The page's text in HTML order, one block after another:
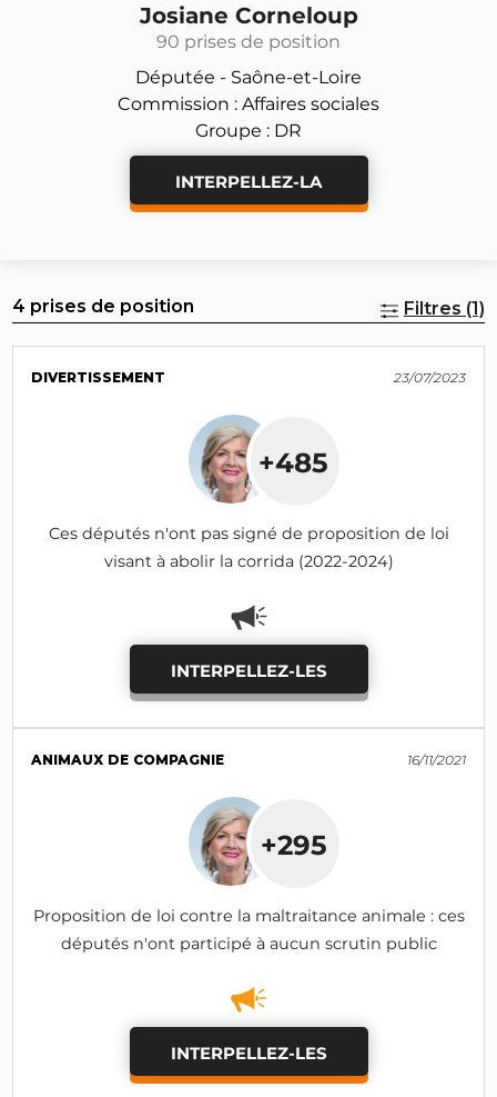
Josiane Corneloup
90 prises de position
Députée - Saône-et-Loire
Commission : Affaires sociales
Groupe : DR
INTERPELLEZ-LA
4 prises de position Filtres (1)
DIVERTISSEMENT 23/07/2023
+485
Ces députés n'ont pas signé de proposition de loi
visant à abolir la corrida (2022-2024)
INTERPELLEZ-LES
ANIMAUX DE COMPAGNIE 16/11/2021
+295
Proposition de loi contre la maltraitance animale : ces
députés n'ont participé à aucun scrutin public
INTERPELLEZ-LES